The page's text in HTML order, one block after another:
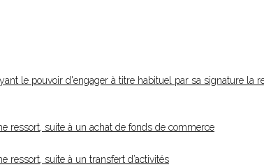
le pouvoir d'engager à titre habituel par sa signature la
ressort, suite à un achat de fonds de commerce
ressort, suite à un transfert d’activités